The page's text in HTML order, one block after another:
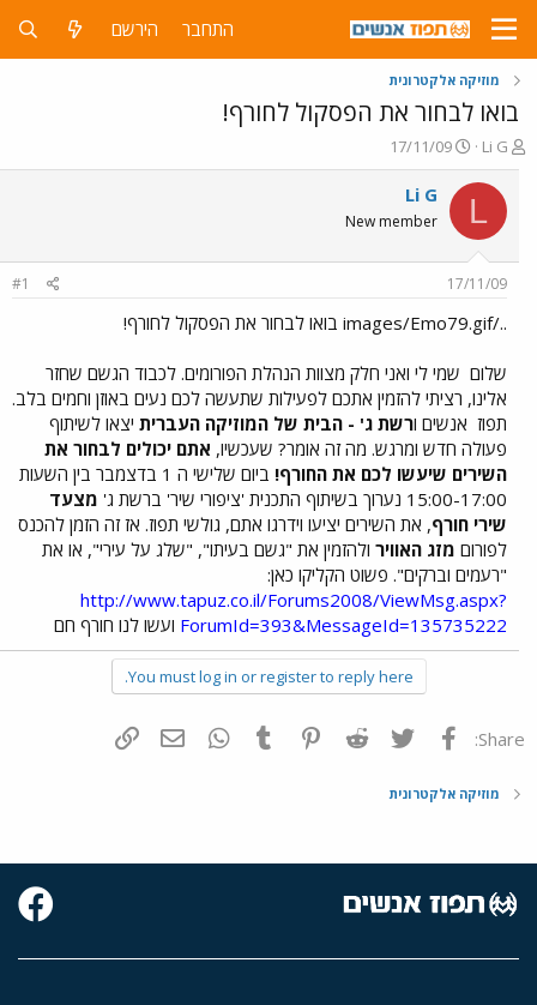
התחבר הירשם
מוזיקה אלקטרונית
בואו לבחור את הפסקול לחורף!
פ
ו
ת
ח
ה
ו
ש
Li G
פ
ו
ס
ם
ת
א
ר
17/11/09
L
Li G
New member
17/11/09
#1
../images/Emo79.gif בואו לבחור את הפסקול לחורף!
שלום שמי לי ואני חלק מצוות הנהלת הפורומים. לכבוד הגשם שחזר
אלינו, רציתי להזמין אתכם לפעילות שתעשה לכם נעים באוזן וחמים בלב.
תפוז אנשים ורשת ג' - הבית של המוזיקה העברית יצאו לשיתוף
פעולה חדש ומרגש. מה זה אומר? שעכשיו, אתם יכולים לבחור את
השירים שיעשו לכם את החורף!
ביום שלישי ה 1 בדצמבר בין השעות
15:00-17:00 נערוך בשיתוף התכנית 'ציפורי שיר' ברשת ג'
מצעד
שירי חורף, את השירים יציעו וידרגו אתם, גולשי תפוז. אז זה הזמן להכנס
לפורום מזג האוויר ולהזמין את "גשם בעיתו", "שלג על עירי", או את
"רעמים וברקים". פשוט הקליקו כאן:
http://www.tapuz.co.il/Forums2008/ViewMsg.aspx?
ForumId=393&MessageId=135735222 ועשו לנו חורף חם
You must log in or register to reply here.
Share: פייסבוק Twitter
Reddit
Pinterest
Tumblr
WhatsAppדואר אלקטרוני
מוזיקה אלקטרונית